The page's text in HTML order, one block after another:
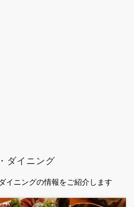
ダイニング
イニングの情報をご紹介します